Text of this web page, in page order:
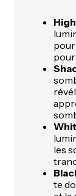
pour
les
te